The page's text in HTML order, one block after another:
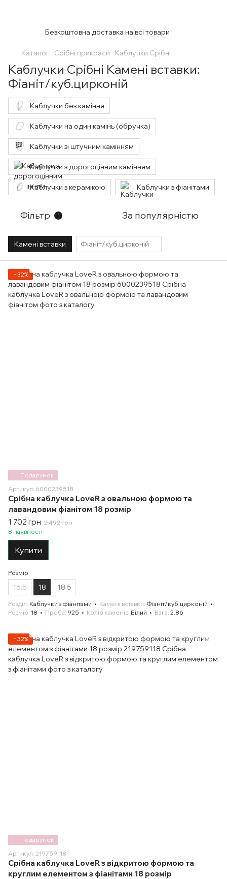
Безкоштовна доставка на всі товари
Каталог Срібні прикраси Каблучки Срібні
Каблучки Срібні Камені вставки:
Фіаніт/куб.цирконій
Каблучки без каміння
Каблучки на один камінь (обручка)
Каблучки зі штучним камінням
Каблучки з дорогоцінним камінням
Каблучки з керамікою Каблучки з фіанітами
Фільтр 1 За популярністю
Камені вставки Фіаніт/куб.цирконій
Подарунок
−32%
Артикул: 6000239518
Срібна каблучка LoveR з овальною формою та
лавандовим фіанітом 18 розмір
1 702 грн 2 492 грн
В наявності
Купити
Розмір
16.5 18 18.5
Розділ Каблучки з фіанітами Камені вставки Фіаніт/куб.цирконій
Розмір 18 Проба 925 Колір каменів Білий Вага 2.86
Подарунок
−32%
Артикул: 219759118
Срібна каблучка LoveR з відкритою формою та
круглим елементом з фіанітами 18 розмір